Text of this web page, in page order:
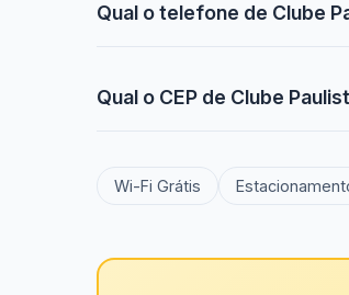
Qual o telefone de Clube
Qual o CEP de Clube
Wi-Fi Grátis